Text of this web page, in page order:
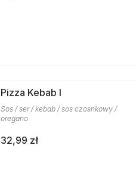
Pizza Kebab I
Sos / ser / kebab / sos czosnkowy /
oregano
32,99 zł